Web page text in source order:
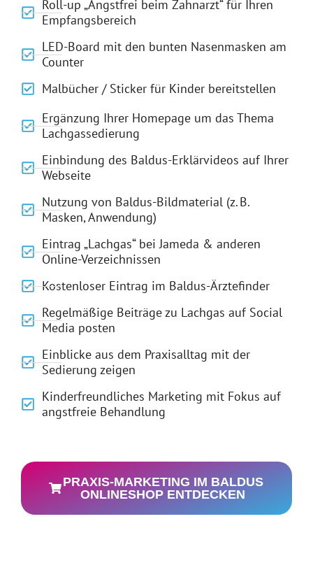
Roll-up „Angstfrei beim Zahnarzt“ für Ihren
Empfangsbereich
LED-Board mit den bunten Nasenmasken am
Counter
Malbücher / Sticker für Kinder bereitstellen
Ergänzung Ihrer Homepage um das Thema
Lachgassedierung
Einbindung des Baldus-Erklärvideos auf Ihrer
Webseite
Nutzung von Baldus-Bildmaterial (z. B.
Masken, Anwendung)
Eintrag „Lachgas“ bei Jameda & anderen
Online-Verzeichnissen
Kostenloser Eintrag im Baldus-Ärztefinder
Regelmäßige Beiträge zu Lachgas auf Social
Media posten
Einblicke aus dem Praxisalltag mit der
Sedierung zeigen
Kinderfreundliches Marketing mit Fokus auf
angstfreie Behandlung
PRAXIS-MARKETING IM BALDUS
ONLINESHOP ENTDECKEN